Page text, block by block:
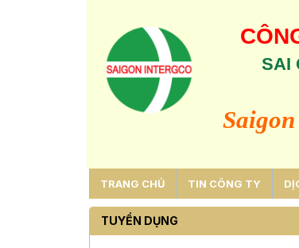
SAI
TRANG CHỦ TIN CÔNG TY
TUYỂN DỤNG